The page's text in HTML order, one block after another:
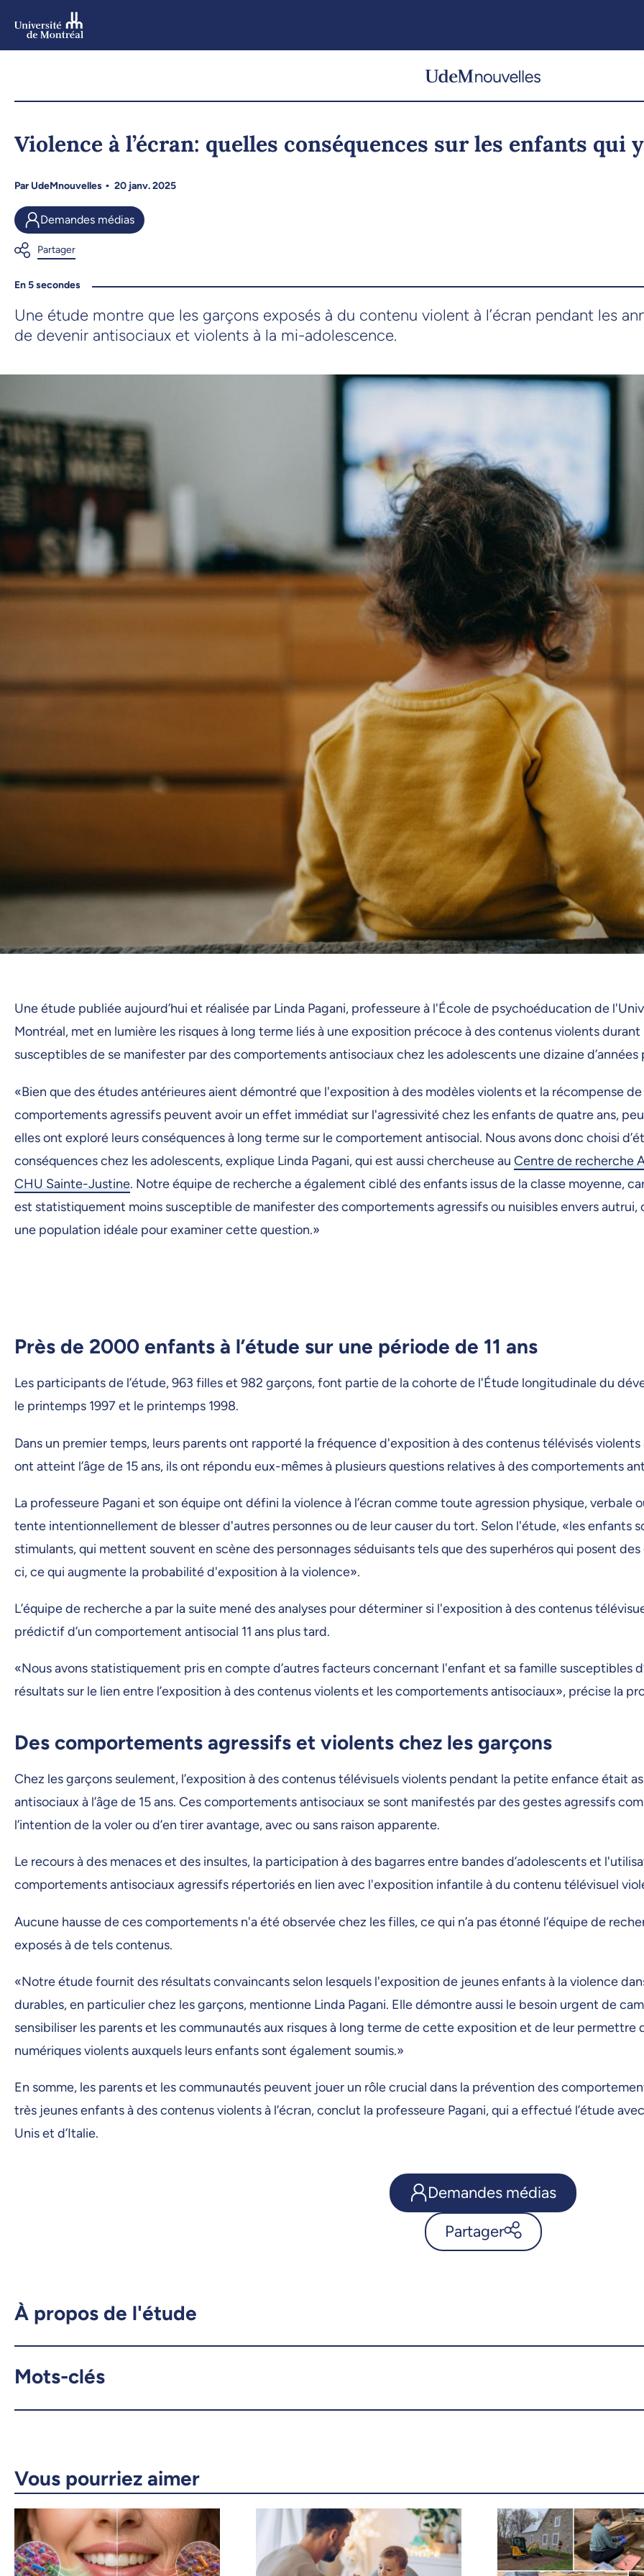
Violence à l’écran: quelles conséquences sur les enfants qui
ParUdeMnouvelles 20 janv. 2025
Demandes médias
En 5 secondes
Une étude montre que les garçons exposés à du contenu violent à l’écran pendant les
de devenir antisociaux et violents à la mi-adolescence.
Une étude publiée aujourd’hui et réalisée par Linda Pagani, professeure à l'École de psychoéducation de
Montréal, met en lumière les risques à long terme liés à une exposition précoce à des contenus violents
susceptibles de se manifester par des comportements antisociaux chez les adolescents une dizaine d’années
«Bien que des études antérieures aient démontré que l'exposition à des modèles violents et la récompense de
comportements agressifs peuvent avoir un effet immédiat sur l'agressivité chez les enfants de quatre ans,
elles ont exploré leurs conséquences à long terme sur le comportement antisocial. Nous avons donc choisi
conséquences chez les adolescents, explique Linda Pagani, qui est aussi chercheuse au Centre de recherche
CHU Sainte-Justine. Notre équipe de recherche a également ciblé des enfants issus de la classe moyenne,
est statistiquement moins susceptible de manifester des comportements agressifs ou nuisibles envers autrui,
une population idéale pour examiner cette question.»
Près de 2000 enfants à l’étude sur une période de 11 ans
Les participants de l’étude, 963 filles et 982 garçons, font partie de la cohorte de l'Étude longitudinale du
le printemps 1997 et le printemps 1998.
Dans un premier temps, leurs parents ont rapporté la fréquence d'exposition à des contenus télévisés
ont atteint l’âge de 15 ans, ils ont répondu eux-mêmes à plusieurs questions relatives à des comportements
La professeure Pagani et son équipe ont défini la violence à l’écran comme toute agression physique,
tente intentionnellement de blesser d'autres personnes ou de leur causer du tort. Selon l'étude, «les enfants
stimulants, qui mettent souvent en scène des personnages séduisants tels que des superhéros qui posent
ci, ce qui augmente la probabilité d'exposition à la violence».
L’équipe de recherche a par la suite mené des analyses pour déterminer si l'exposition à des contenus
prédictif d’un comportement antisocial 11 ans plus tard.
«Nous avons statistiquement pris en compte d’autres facteurs concernant l'enfant et sa famille susceptibles
résultats sur le lien entre l’exposition à des contenus violents et les comportements antisociaux», précise la
Des comportements agressifs et violents chez les garçons
Chez les garçons seulement, l’exposition à des contenus télévisuels violents pendant la petite enfance était
antisociaux à l’âge de 15 ans. Ces comportements antisociaux se sont manifestés par des gestes agressifs
l’intention de la voler ou d’en tirer avantage, avec ou sans raison apparente.
Le recours à des menaces et des insultes, la participation à des bagarres entre bandes d’adolescents et
comportements antisociaux agressifs répertoriés en lien avec l'exposition infantile à du contenu télévisuel
Aucune hausse de ces comportements n'a été observée chez les filles, ce qui n’a pas étonné l’équipe de
exposés à de tels contenus.
«Notre étude fournit des résultats convaincants selon lesquels l'exposition de jeunes enfants à la violence
durables, en particulier chez les garçons, mentionne Linda Pagani. Elle démontre aussi le besoin urgent de
sensibiliser les parents et les communautés aux risques à long terme de cette exposition et de leur permettre
numériques violents auxquels leurs enfants sont également soumis.»
En somme, les parents et les communautés peuvent jouer un rôle crucial dans la prévention des
très jeunes enfants à des contenus violents à l’écran, conclut la professeure Pagani, qui a effectué l’étude
Unis et d’Italie.
Demandes médias
Partager
À propos de l'étude
Mots-clés
Vous pourriez aimer